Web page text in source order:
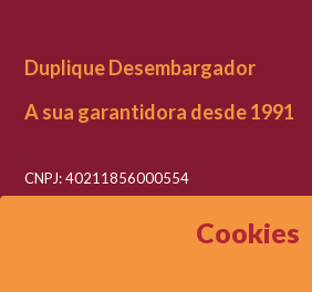
Cookies
Duplique Desembargador
A sua garantidora desde 1991
CNPJ: 40211856000554
Razão social: Duplique Desembargador LTDA